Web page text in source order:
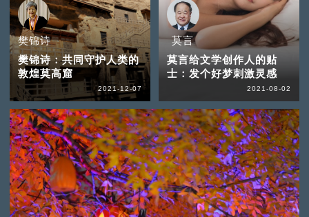
樊锦诗
樊锦诗：共同守护人类的
敦煌莫高窟
2021-12-07
莫言
莫言给文学创作人的贴
士：发个好梦刺激灵感
2021-08-02